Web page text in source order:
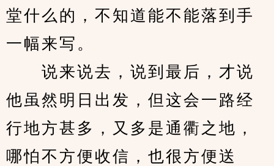
堂什么的，不知道能不能落到手
一幅来写。
说来说去，说到最后，才说
他虽然明日出发，但这会一路经
行地方甚多，又多是通衢之地，
哪怕不方便收信，也很方便送